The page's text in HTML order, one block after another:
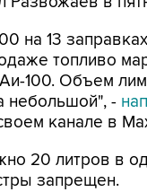
на 13
топливо
100. Объем
небольшой", -
канале в
20 литров в
запрещен.